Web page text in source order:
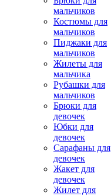
мальчиков
Костюмы для
мальчиков
Пиджаки для
мальчиков
Жилеты для
мальчика
Рубашки для
мальчиков
Брюки для
девочек
Юбки для
девочек
Сарафаны для
девочек
Жакет для
девочек
Жилет для